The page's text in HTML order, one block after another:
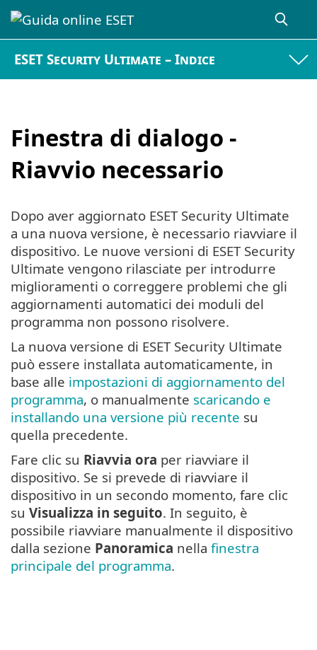
ESET Security Ultimate – Indice
Finestra di dialogo -
Riavvio necessario
Dopo aver aggiornato ESET Security Ultimate
a una nuova versione, è necessario riavviare il
dispositivo. Le nuove versioni di ESET Security
Ultimate vengono rilasciate per introdurre
miglioramenti o correggere problemi che gli
aggiornamenti automatici dei moduli del
programma non possono risolvere.
La nuova versione di ESET Security Ultimate
può essere installata automaticamente, in
base alle impostazioni di aggiornamento del
programma, o manualmente scaricando e
installando una versione più recente su
quella precedente.
Fare clic su Riavvia ora per riavviare il
dispositivo. Se si prevede di riavviare il
dispositivo in un secondo momento, fare clic
su Visualizza in seguito. In seguito, è
possibile riavviare manualmente il dispositivo
dalla sezione Panoramica nella finestra
principale del programma.